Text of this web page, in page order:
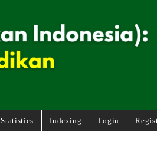
Statistics Indexing Login